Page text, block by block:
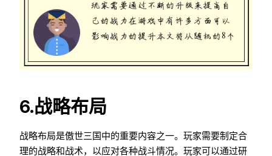
6.战略布局
战略布局是傲世三国中的重要内容之一。玩家需要制定合
理的战略和战术，以应对各种战斗情况。玩家可以通过研